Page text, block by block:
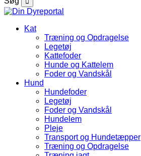
Kat
Træning og Opdragelse
Legetøj
Kattefoder
Hunde og Kattelem
Foder og Vandskål
Hund
Hundefoder
Legetøj
Foder og Vandskål
Hundelem
Pleje
Transport og Hundetæpper
Træning og Opdragelse